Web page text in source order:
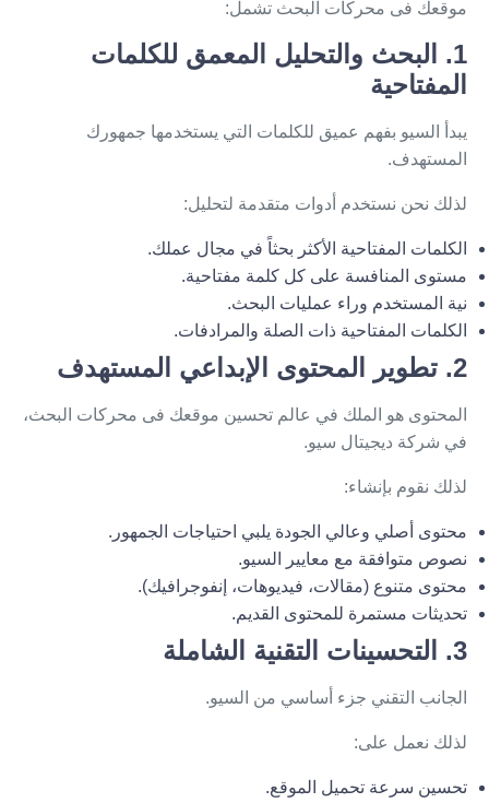
موقعك فى محركات البحث تشمل:
1. البحث والتحليل المعمق للكلمات
المفتاحية
يبدأ السيو بفهم عميق للكلمات التي يستخدمها جمهورك
المستهدف.
لذلك نحن نستخدم أدوات متقدمة لتحليل:
الكلمات المفتاحية الأكثر بحثاً في مجال عملك.
مستوى المنافسة على كل كلمة مفتاحية.
نية المستخدم وراء عمليات البحث.
الكلمات المفتاحية ذات الصلة والمرادفات.
2. تطوير المحتوى الإبداعي المستهدف
المحتوى هو الملك في عالم تحسين موقعك فى محركات البحث،
في شركة ديجيتال سيو.
لذلك نقوم بإنشاء:
محتوى أصلي وعالي الجودة يلبي احتياجات الجمهور.
نصوص متوافقة مع معايير السيو.
محتوى متنوع (مقالات، فيديوهات، إنفوجرافيك).
تحديثات مستمرة للمحتوى القديم.
3. التحسينات التقنية الشاملة
الجانب التقني جزء أساسي من السيو.
لذلك نعمل على:
تحسين سرعة تحميل الموقع.